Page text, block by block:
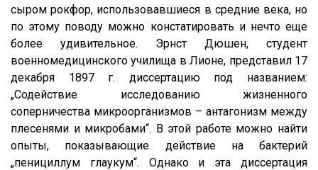
сыром рокфор, использовавшиеся в средние века, но
по этому поводу можно констатировать и нечто еще
более удивительное. Эрнст Дюшен, студент
военномедицинского училища в Лионе, представил 17
декабря 1897 г. диссертацию под названием:
„Содействие исследованию жизненного
соперничества микроорганизмов – антагонизм между
плесенями и микробами“. В этой работе можно найти
опыты, показывающие действие на бактерий
„пенициллум глаукум“. Однако и эта диссертация